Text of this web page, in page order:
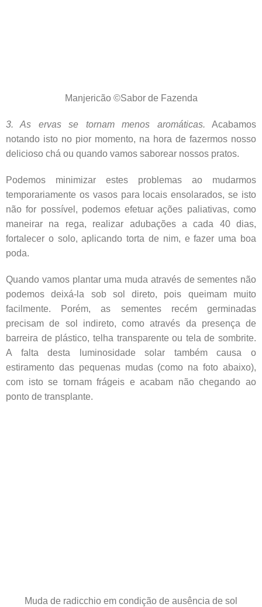
Manjericão ©Sabor de Fazenda
3. As ervas se tornam menos aromáticas. Acabamos
notando isto no pior momento, na hora de fazermos nosso
delicioso chá ou quando vamos saborear nossos pratos.
Podemos minimizar estes problemas ao mudarmos
temporariamente os vasos para locais ensolarados, se isto
não for possível, podemos efetuar ações paliativas, como
maneirar na rega, realizar adubações a cada 40 dias,
fortalecer o solo, aplicando torta de nim, e fazer uma boa
poda.
Quando vamos plantar uma muda através de sementes não
podemos deixá-la sob sol direto, pois queimam muito
facilmente. Porém, as sementes recém germinadas
precisam de sol indireto, como através da presença de
barreira de plástico, telha transparente ou tela de sombrite.
A falta desta luminosidade solar também causa o
estiramento das pequenas mudas (como na foto abaixo),
com isto se tornam frágeis e acabam não chegando ao
ponto de transplante.
Muda de radicchio em condição de ausência de sol